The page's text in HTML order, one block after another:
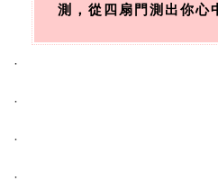
測，從四扇門測出你心
·
·
·
·